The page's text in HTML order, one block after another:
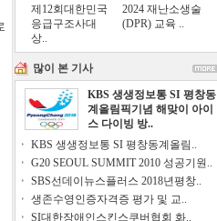
제12회대한민국
응급구조사대
상..
2024 재난소생술
(DPR) 교육 ..
많이 본 기사
KBS 생생정보통 SI 평창동
계올림픽기념 해맞이 아이
스 다이빙 방..
KBS 생생정보통 SI 평창동계올림..
G20 SEOUL SUMMIT 2010 성공기원..
SBS선데이뉴스플러스 2018년평창..
생존수영인증자격증 평가 및 교..
SI대한장애인스킨스쿠버협회 화..